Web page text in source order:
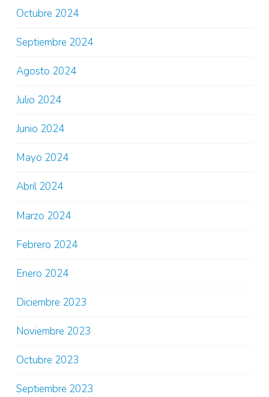
Octubre 2024
Septiembre 2024
Agosto 2024
Julio 2024
Junio 2024
Mayo 2024
Abril 2024
Marzo 2024
Febrero 2024
Enero 2024
Diciembre 2023
Noviembre 2023
Octubre 2023
Septiembre 2023